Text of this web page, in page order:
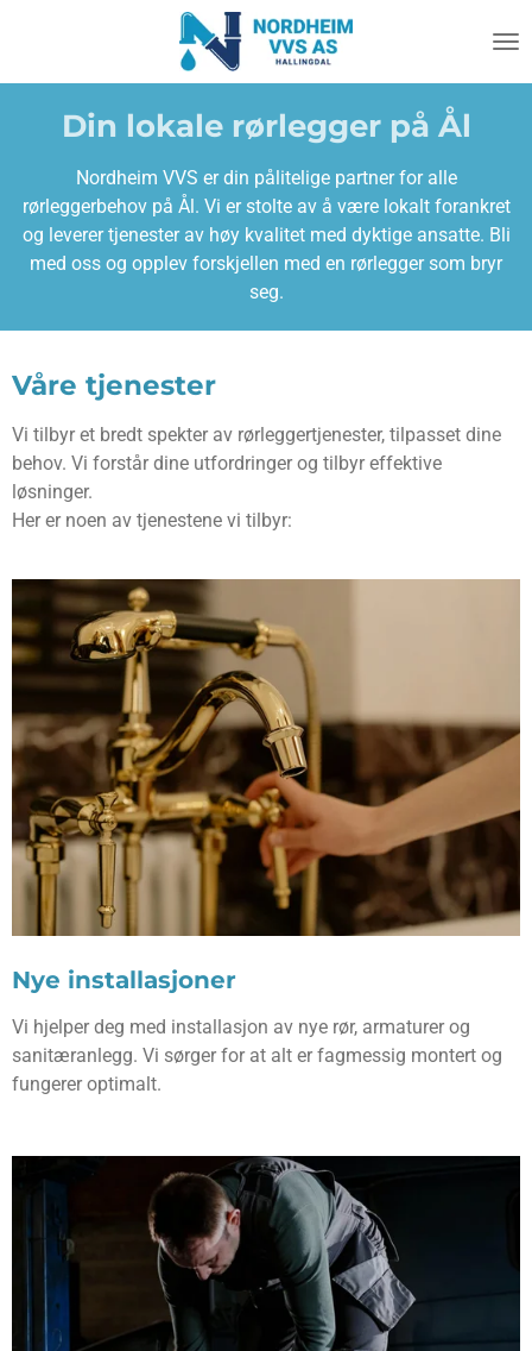
hovedinnhold
Din lokale rørlegger på Ål
Nordheim VVS er din pålitelige partner for alle
rørleggerbehov på Ål. Vi er stolte av å være lokalt forankret
og leverer tjenester av høy kvalitet med dyktige ansatte. Bli
med oss og opplev forskjellen med en rørlegger som bryr
seg.
Våre tjenester
Vi tilbyr et bredt spekter av rørleggertjenester, tilpasset dine
behov. Vi forstår dine utfordringer og tilbyr effektive
løsninger.
Her er noen av tjenestene vi tilbyr:
Nye installasjoner
Vi hjelper deg med installasjon av nye rør, armaturer og
sanitæranlegg. Vi sørger for at alt er fagmessig montert og
fungerer optimalt.